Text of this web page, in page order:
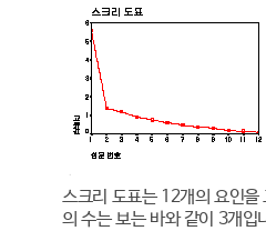
스크리 도표는 12개의 요인을
의 수는 보는 바와 같이 3개입